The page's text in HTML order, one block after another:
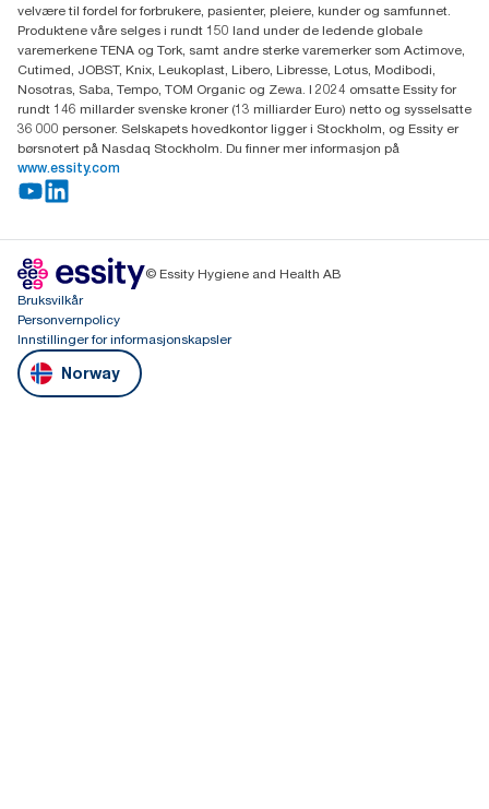
velvære til fordel for forbrukere, pasienter, pleiere, kunder og samfunnet.
Produktene våre selges i rundt 150 land under de ledende globale
varemerkene TENA og Tork, samt andre sterke varemerker som Actimove,
Cutimed, JOBST, Knix, Leukoplast, Libero, Libresse, Lotus, Modibodi,
Nosotras, Saba, Tempo, TOM Organic og Zewa. I 2024 omsatte Essity for
rundt 146 millarder svenske kroner (13 milliarder Euro) netto og sysselsatte
36 000 personer. Selskapets hovedkontor ligger i Stockholm, og Essity er
børsnotert på Nasdaq Stockholm. Du finner mer informasjon på
www.essity.com
© Essity Hygiene and Health AB
Bruksvilkår
Personvernpolicy
Innstillinger for informasjonskapsler
Norway